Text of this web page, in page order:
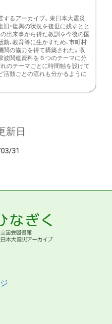
するアーカイブ。東日本大震災
旧・復興の状況を後世に残すとと
の出来事から得た教訓を今後の国
動、教育等に生かすため、市町村
関の協力を得て構築された。収
波関連資料を６つのテーマに分
れのテーマごとに時間軸を設けて
活動ごとの流れも分かるように
新日
31